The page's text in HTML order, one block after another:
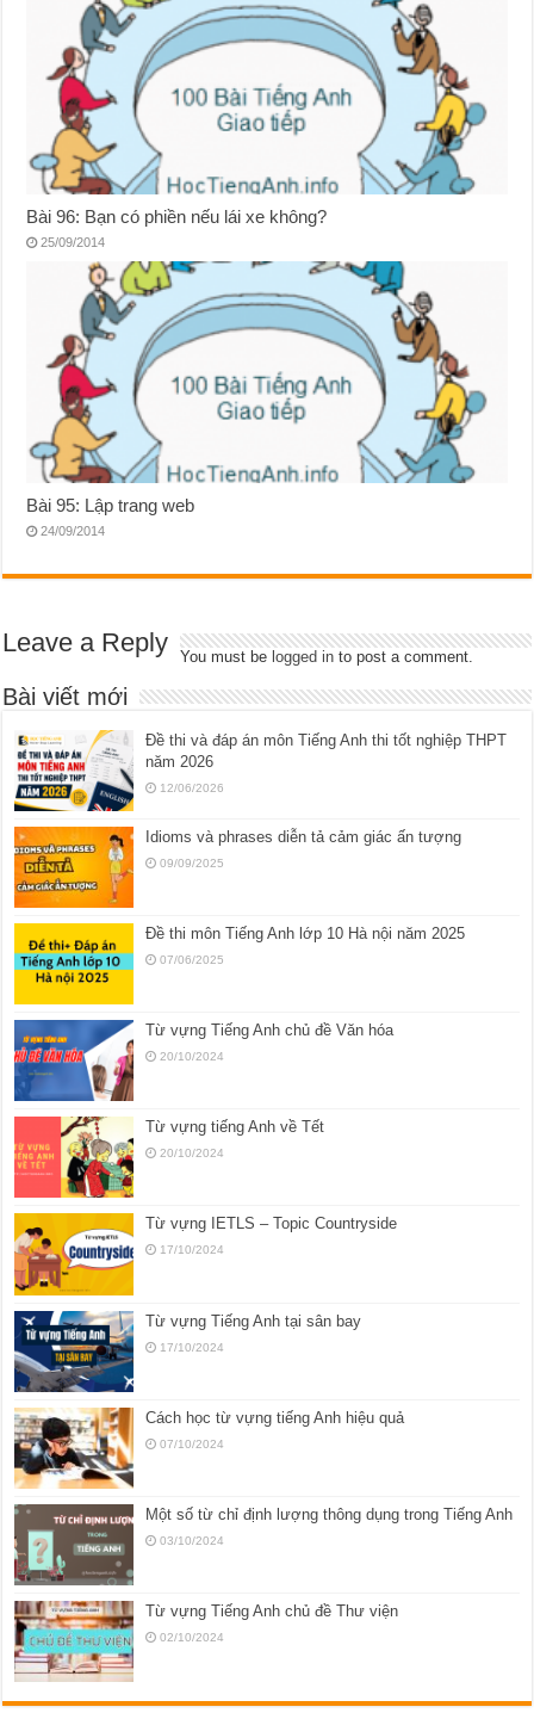
Bài 96: Bạn có phiền nếu lái xe không?
25/09/2014
Bài 95: Lập trang web
24/09/2014
Leave a Reply You must belogged in to post a comment.
Bài viết mới
Đề thi và đáp án môn Tiếng Anh thi tốt nghiệp THPT
năm 2026
12/06/2026
Idioms và phrases diễn tả cảm giác ấn tượng
09/09/2025
Đề thi môn Tiếng Anh lớp 10 Hà nội năm 2025
07/06/2025
Từ vựng Tiếng Anh chủ đề Văn hóa
20/10/2024
Từ vựng tiếng Anh về Tết
20/10/2024
Từ vựng IETLS – Topic Countryside
17/10/2024
Từ vựng Tiếng Anh tại sân bay
17/10/2024
Cách học từ vựng tiếng Anh hiệu quả
07/10/2024
Một số từ chỉ định lượng thông dụng trong Tiếng Anh
03/10/2024
Từ vựng Tiếng Anh chủ đề Thư viện
02/10/2024